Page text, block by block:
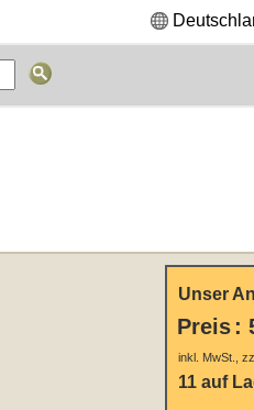
Unser
Preis :
inkl. MwSt.,
11 auf